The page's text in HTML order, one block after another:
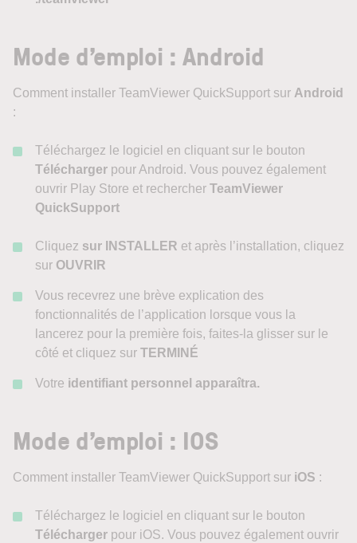
Mode d’emploi : Android
Comment installer TeamViewer QuickSupport sur Android
:
Téléchargez le logiciel en cliquant sur le bouton
Télécharger pour Android. Vous pouvez également
ouvrir Play Store et rechercher TeamViewer
QuickSupport
Cliquez sur INSTALLER et après l’installation, cliquez
sur OUVRIR
Vous recevrez une brève explication des
fonctionnalités de l’application lorsque vous la
lancerez pour la première fois, faites-la glisser sur le
côté et cliquez sur TERMINÉ
Votre identifiant personnel apparaîtra.
Mode d’emploi : IOS
Comment installer TeamViewer QuickSupport sur iOS :
Téléchargez le logiciel en cliquant sur le bouton
Télécharger pour iOS. Vous pouvez également ouvrir